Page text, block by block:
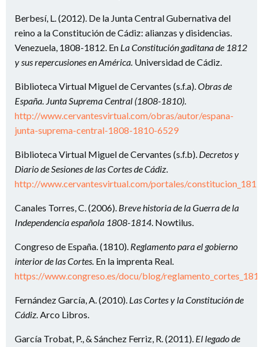
Berbesí, L. (2012). De la Junta Central Gubernativa del
reino a la Constitución de Cádiz: alianzas y disidencias.
Venezuela, 1808-1812. En La Constitución gaditana de 1812
y sus repercusiones en América. Universidad de Cádiz.
Biblioteca Virtual Miguel de Cervantes (s.f.a).Obras de
España. Junta Suprema Central (1808-1810).
http://www.cervantesvirtual.com/obras/autor/espana-
junta-suprema-central-1808-1810-6529
Biblioteca Virtual Miguel de Cervantes (s.f.b). Decretos y
Diario de Sesiones de las Cortes de Cádiz.
http://www.cervantesvirtual.com/portales/
Canales Torres, C. (2006). Breve historia de la Guerra de la
Independencia española 1808-1814. Nowtilus.
Congreso de España. (1810). Reglamento para el gobierno
interior de las Cortes. En la imprenta Real.
https://www.congreso.es/docu/blog/
Fernández García, A. (2010). Las Cortes y la Constitución de
Cádiz.Arco Libros.
García Trobat, P., & Sánchez Ferriz, R. (2011). El legado de